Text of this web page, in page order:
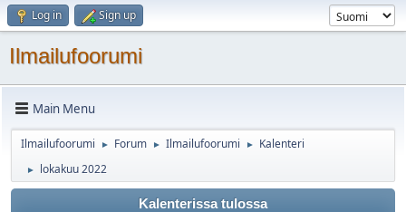
Log in Sign up
Ilmailufoorumi
Main Menu
Ilmailufoorumi ► Forum ► Ilmailufoorumi ► Kalenteri
► lokakuu 2022
Kalenterissa tulossa